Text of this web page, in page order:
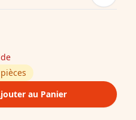
au Panier